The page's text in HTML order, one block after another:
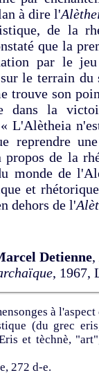
à dire l'
de la
que la
par le
le terrain du
trouve son
dans la
L'Alètheia
reprendre
propos de la
monde de
et
dehors de l'
Detienne,
, 1967,
à
(du grec
et tèchnè,
272 d-e.